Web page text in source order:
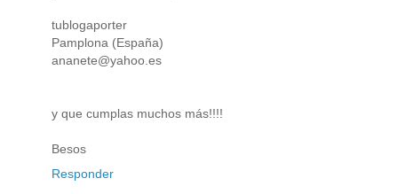
tublogaporter
Pamplona (España)
ananete@yahoo.es
y que cumplas muchos más!!!!
Besos
Responder